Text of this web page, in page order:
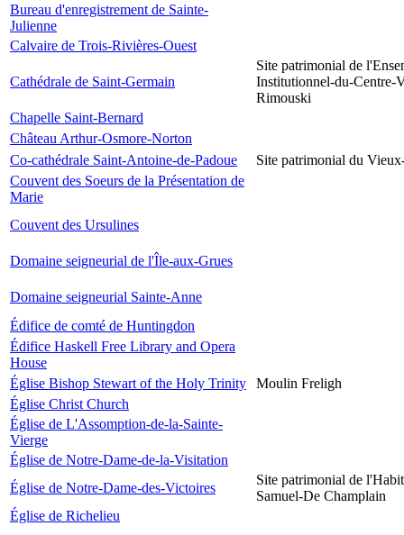
Bureau d'enregistrement de Sainte-
Julienne
Calvaire de Trois-Rivières-Ouest
Cathédrale de Saint-Germain
Site patrimonial de
Institutionnel-du-Centre-
Rimouski
Chapelle Saint-Bernard
Château Arthur-Osmore-Norton
Co-cathédrale Saint-Antoine-de-Padoue
Site patrimonial du
Couvent des Soeurs de la Présentation de
Marie
Couvent des Ursulines
Domaine seigneurial de l'Île-aux-Grues
Domaine seigneurial Sainte-Anne
Édifice de comté de Huntingdon
Édifice Haskell Free Library and Opera
House
Église Bishop Stewart of the Holy Trinity
Moulin Freligh
Église Christ Church
Église de L'Assomption-de-la-Sainte-
Vierge
Église de Notre-Dame-de-la-Visitation
Église de Notre-Dame-des-Victoires
Site patrimonial de
Samuel-De Champlain
Église de Richelieu